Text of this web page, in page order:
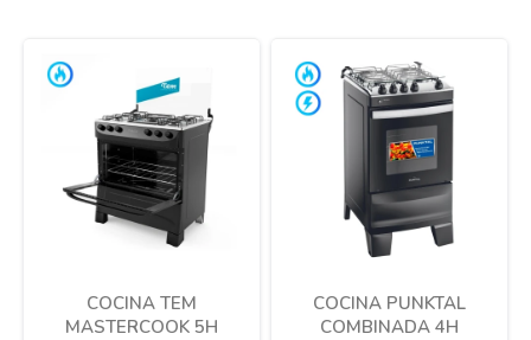
COCINA TEM
MASTERCOOK 5H
COCINA PUNKTAL
COMBINADA 4H